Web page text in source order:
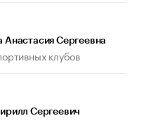
Анастасия Сергеевна
клубов
Сергеевич